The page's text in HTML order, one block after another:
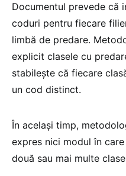
Documentul prevede că
coduri pentru fiecare
limbă de predare.
explicit clasele cu
stabilește că fiecare
un cod distinct.
În același timp,
expres nici modul în
două sau mai multe